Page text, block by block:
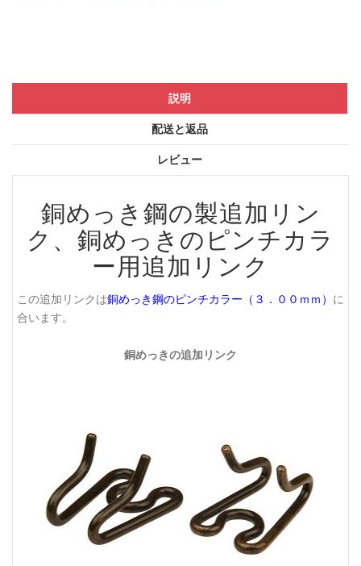
説明
配送と返品
レビュー
銅めっき鋼の製追加リン
ク、銅めっきのピンチカラ
ー用追加リンク
この追加リンクは銅めっき鋼のピンチカラー（３．００ｍｍ） に
合います。
銅めっきの追加リンク